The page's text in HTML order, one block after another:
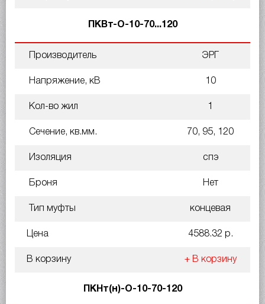
ПКВт-О-10-70...120
Производитель ЭРГ
Напряжение, кВ 10
Кол-во жил 1
Сечение, кв.мм. 70, 95, 120
Изоляция спэ
Броня Нет
Тип муфты концевая
Цена 4588.32 р.
В корзину + В корзину
ПКНт(н)-О-10-70-120